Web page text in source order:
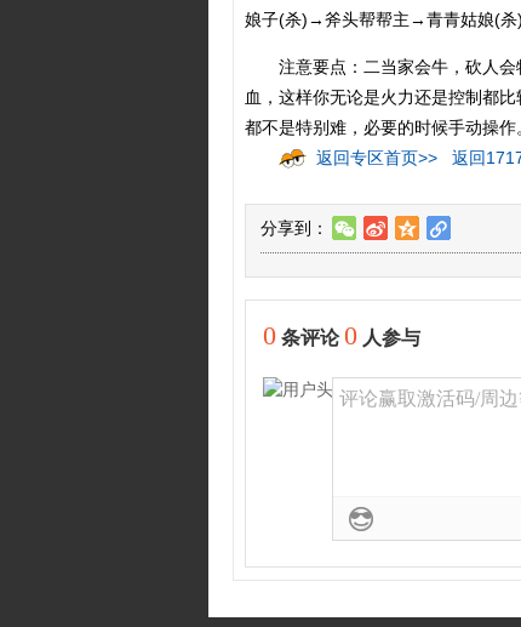
娘子(杀)→斧头帮帮主→青青姑娘(
注意要点：二当家会牛，砍人
血，这样你无论是火力还是控制都
都不是特别难，必要的时候手动操
返回专区首页>>
返回
分享到： w t z l
0 条评论0 人参与
评论赢取激活码/周